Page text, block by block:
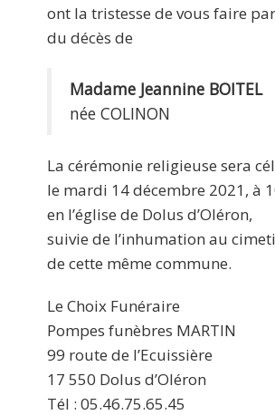
ont la tristesse de vous faire
du décès de
Madame Jeannine BOITEL
née COLINON
La cérémonie religieuse sera
le mardi 14 décembre 2021, à
en l’église de Dolus d’Oléron,
suivie de l’inhumation au
de cette même commune.
Le Choix Funéraire
Pompes funèbres MARTIN
99 route de l’Ecuissière
17 550 Dolus d’Oléron
Tél : 05.46.75.65.45